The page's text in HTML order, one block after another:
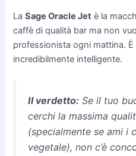
LaSage Oracle Jet è la
caffè di qualità bar ma non
professionista ogni mattina. È
incredibilmente intelligente.
Il verdetto: Se il tuo
cerchi la massima
(specialmente se ami i
vegetale), non c’è